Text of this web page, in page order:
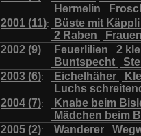
Uhu mit Jungen
Hermelin
2001 (11): Büste mit
2 Raben
2002 (9): Feuerlilien 2
Buntspecht
2003 (6): Eichelhäher
Luchs
2004 (7): Knabe beim
Mädchen beim
2005 (2): Wanderer